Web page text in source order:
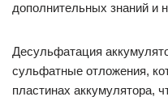
дополнительных знаний и
Десульфатация
сульфатные отложения,
пластинах аккумулятора,